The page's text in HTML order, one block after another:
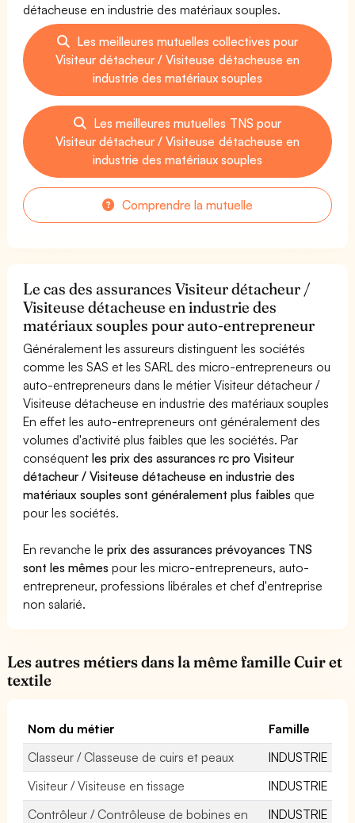
détacheuse en industrie des matériaux souples.
Les meilleures mutuelles collectives pour
Visiteur détacheur / Visiteuse détacheuse en
industrie des matériaux souples
Les meilleures mutuelles TNS pour
Visiteur détacheur / Visiteuse détacheuse en
industrie des matériaux souples
Comprendre la mutuelle
Le cas des assurances Visiteur détacheur /
Visiteuse détacheuse en industrie des
matériaux souples pour auto-entrepreneur
Généralement les assureurs distinguent les sociétés
comme les SAS et les SARL des micro-entrepreneurs ou
auto-entrepreneurs dans le métier Visiteur détacheur /
Visiteuse détacheuse en industrie des matériaux souples
En effet les auto-entrepreneurs ont généralement des
volumes d'activité plus faibles que les sociétés. Par
conséquentles prix des assurances rc pro Visiteur
détacheur / Visiteuse détacheuse en industrie des
matériaux souples sont généralement plus faibles que
pour les sociétés.
En revanche leprix des assurances prévoyances TNS
sont les mêmes pour les micro-entrepreneurs, auto-
entrepreneur, professions libérales et chef d'entreprise
non salarié.
Les autres métiers dans la même famille Cuir et
textile
Nom du métier
Famille
Classeur / Classeuse de cuirs et peaux
INDUSTRIE
Visiteur / Visiteuse en tissage
INDUSTRIE
Contrôleur / Contrôleuse de bobines en
INDUSTRIE